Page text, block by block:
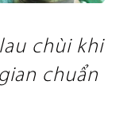
chùi khi
chuẩn